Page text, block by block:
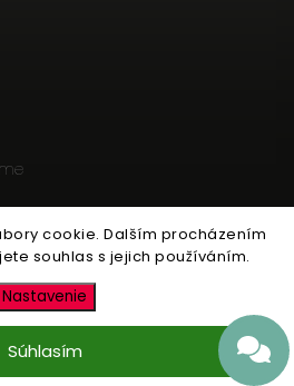
cookie. Dalším procházením
souhlas s jejich používáním.
Nastavenie
Súhlasím
TAK Z LÁSKY. Všetky práva
cookies